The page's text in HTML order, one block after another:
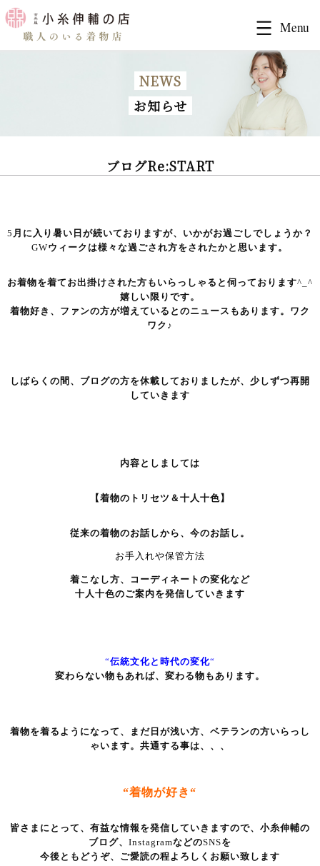
NEWS
お知らせ
ブログRe:START
5 月に入り暑い日が続いておりますが、いかがお過ごしでしょうか？
GWウィークは様々な過ごされ方をされたかと思います。
お着物を着てお出掛けされた方もいらっしゃると伺っております^_^
嬉しい限りです。
着物好き、ファンの方が増えているとのニュースもあります。ワク
ワク ♪
しばらくの間、ブログの方を休載しておりましたが、少しずつ再開
していきます
内容としましては
【着物のトリセツ＆十人十色】
従来の着物のお話しから、今のお話し。
お手入れや保管方法
着こなし方、コーディネートの変化など
十人十色のご案内を発信していきます
“伝統文化と時代の変化“
変わらない物もあれば、変わる物もあります。
着物を着るようになって、まだ日が浅い方、ベテランの方いらっし
ゃいます。 共通する事は、、、
“着物が好き“
皆さまにとって、有益な情報を発信していきますので、小糸伸輔の
ブログ、 InstagramなどのSNSを
今後とも どうぞ、ご愛読の程よろしくお願い致します